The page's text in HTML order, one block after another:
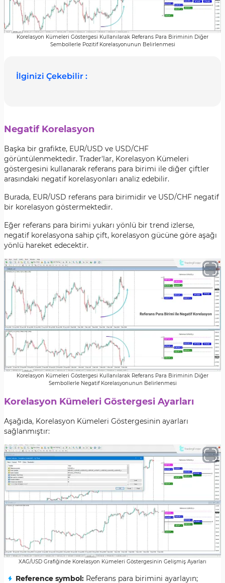
Korelasyon Kümeleri Göstergesi Kullanılarak Referans Para Biriminin Diğer
Sembollerle Pozitif Korelasyonunun Belirlenmesi
İlginizi Çekebilir :
Negatif Korelasyon
Başka bir grafikte, EUR/USD ve USD/CHF
görüntülenmektedir. Trader'lar, Korelasyon Kümeleri
göstergesini kullanarak referans para birimi ile diğer çiftler
arasındaki negatif korelasyonları analiz edebilir.
Burada, EUR/USD referans para birimidir ve USD/CHF negatif
bir korelasyon göstermektedir.
Eğer referans para birimi yukarı yönlü bir trend izlerse,
negatif korelasyona sahip çift, korelasyon gücüne göre aşağı
yönlü hareket edecektir.
Korelasyon Kümeleri Göstergesi Kullanılarak Referans Para Biriminin Diğer
Sembollerle Negatif Korelasyonunun Belirlenmesi
Korelasyon Kümeleri Göstergesi Ayarları
Aşağıda, Korelasyon Kümeleri Göstergesinin ayarları
sağlanmıştır:
XAG/USD Grafiğinde Korelasyon Kümeleri Göstergesinin Gelişmiş Ayarları
Reference symbol: Referans para birimini ayarlayın;